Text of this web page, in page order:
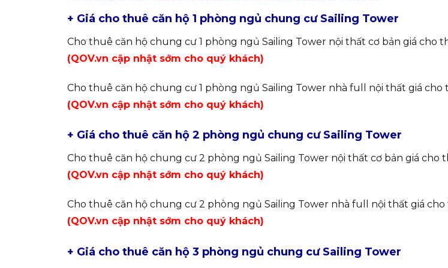
+ Giá cho thuê căn hộ 1 phòng ngủ chung cư Sailing Tower
Cho thuê căn hộ chung cư 1 phòng ngủ Sailing Tower nội thất cơ bản giá cho
(QOV.vn cập nhật sớm cho quý khách)
Cho thuê căn hộ chung cư 1 phòng ngủ Sailing Tower nhà full nội thất giá
(QOV.vn cập nhật sớm cho quý khách)
+ Giá cho thuê căn hộ 2 phòng ngủ chung cư Sailing Tower
Cho thuê căn hộ chung cư 2 phòng ngủ Sailing Tower nội thất cơ bản giá
(QOV.vn cập nhật sớm cho quý khách)
Cho thuê căn hộ chung cư 2 phòng ngủ Sailing Tower nhà full nội thất giá
(QOV.vn cập nhật sớm cho quý khách)
+ Giá cho thuê căn hộ 3 phòng ngủ chung cư Sailing Tower